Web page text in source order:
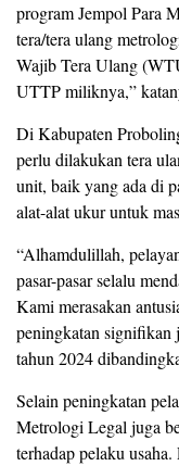
program Jempol Para
tera/tera ulang
Wajib Tera Ulang
UTTP miliknya,”
Di Kabupaten
perlu dilakukan tera
unit, baik yang ada di
alat-alat ukur untuk
“Alhamdulillah,
pasar-pasar selalu
Kami merasakan
peningkatan signifikan
tahun 2024
Selain peningkatan
Metrologi Legal juga
terhadap pelaku